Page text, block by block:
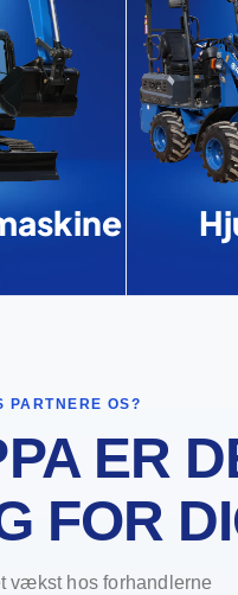
PARTNERE OS?
ER
FOR
vækst hos forhandlerne